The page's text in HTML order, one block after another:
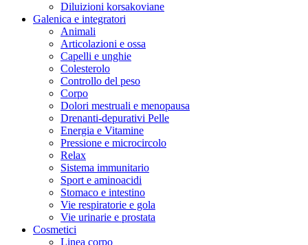
Diluizioni korsakoviane
Galenica e integratori
Animali
Articolazioni e ossa
Capelli e unghie
Colesterolo
Controllo del peso
Corpo
Dolori mestruali e menopausa
Drenanti-depurativi Pelle
Energia e Vitamine
Pressione e microcircolo
Relax
Sistema immunitario
Sport e aminoacidi
Stomaco e intestino
Vie respiratorie e gola
Vie urinarie e prostata
Cosmetici
Linea corpo